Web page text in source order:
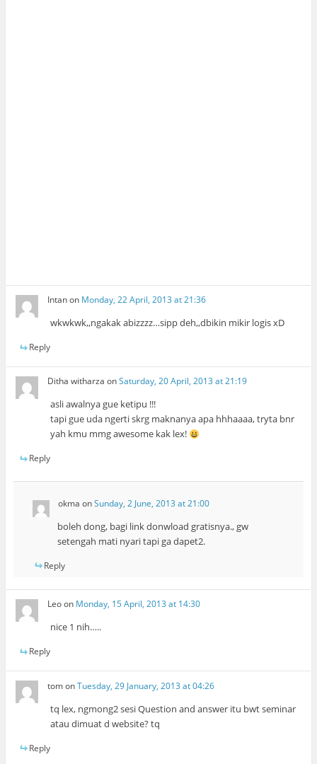
Intanon Monday, 22 April, 2013 at 21:36
wkwkwk,,ngakak abizzzz…sipp deh,,dbikin mikir logis xD
Reply
Ditha witharza onSaturday, 20 April, 2013 at 21:19
asli awalnya gue ketipu !!!
tapi gue uda ngerti skrg maknanya apa hhhaaaa, tryta bnr
yah kmu mmg awesome kak lex!
Reply
okma onSunday, 2 June, 2013 at 21:00
boleh dong, bagi link donwload gratisnya., gw
setengah mati nyari tapi ga dapet2.
Reply
Leoon Monday, 15 April, 2013 at 14:30
nice 1 nih…..
Reply
tomonTuesday, 29 January, 2013 at 04:26
tq lex, ngmong2 sesi Question and answer itu bwt seminar
atau dimuat d website? tq
Reply